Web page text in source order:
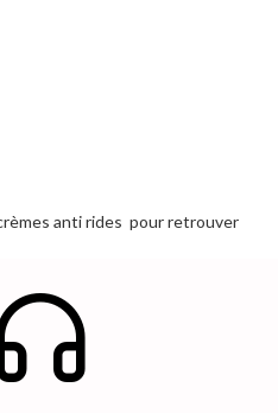
anti rides pour retrouver